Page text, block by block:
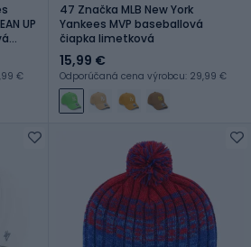
UP
€
47 Značka MLB New York
Yankees MVP baseballová
čiapka limetková
15,99 €
Odporúčaná cena výrobcu: 29,99 €